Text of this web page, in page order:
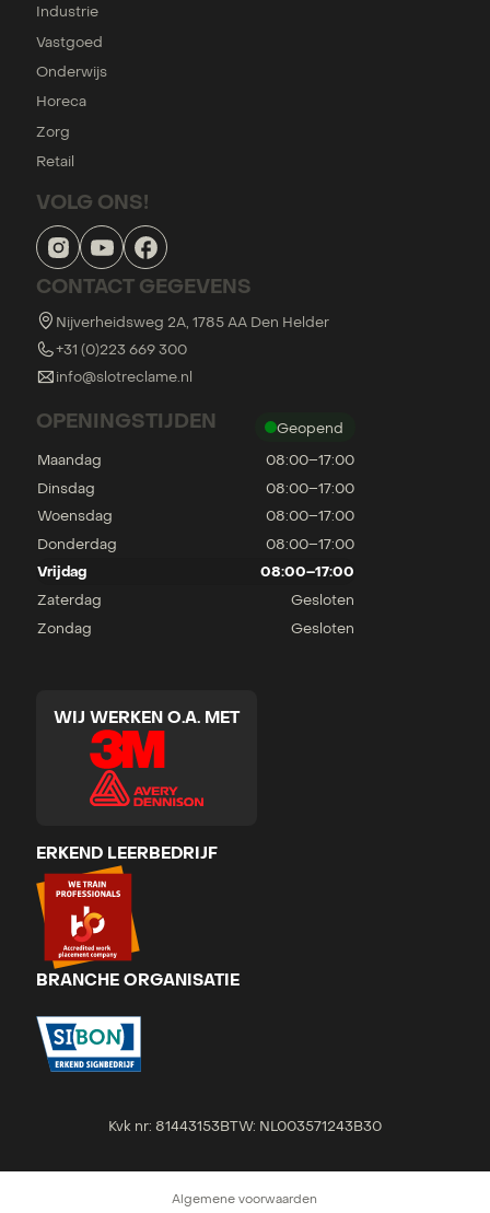
Industrie
Vastgoed
Onderwijs
Horeca
Zorg
Retail
VOLG ONS!
CONTACT GEGEVENS
Nijverheidsweg 2A, 1785 AA Den Helder
+31 (0)223 669 300
info@slotreclame.nl
OPENINGSTIJDEN
Geopend
Maandag
08:00–17:00
Dinsdag
08:00–17:00
Woensdag
08:00–17:00
Donderdag
08:00–17:00
Vrijdag 08:00–17:00
Zaterdag
Gesloten
Zondag
Gesloten
WIJ WERKEN O.A. MET
ERKEND LEERBEDRIJF
BRANCHE ORGANISATIE
Kvk nr: 81443153BTW: NL003571243B30
Algemene voorwaarden